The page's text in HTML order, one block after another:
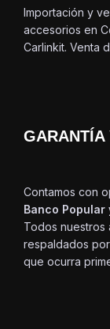
Importación y
accesorios en
Carlinkit. Venta
GARANTÍA
Contamos con
Banco Popular
Todos nuestros
respaldados
que ocurra